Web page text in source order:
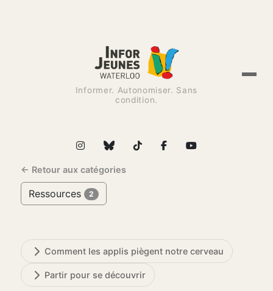
Informer. Autonomiser. Sans
condition.
← Retour aux catégories
Ressources 2
Comment les applis piègent notre cerveau
Partir pour se découvrir